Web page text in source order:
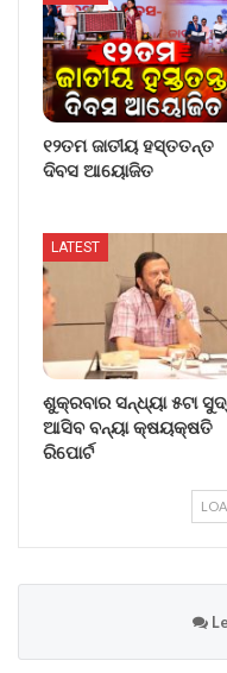
୧୨ତମ ଜାତୀୟ ହସ୍ତତନ୍ତ
ଦିବସ ଆୟୋଜିତ
LATEST
ଶୁକ୍ରବାର ସନ୍ଧ୍ୟା ୫ଟା
ଆସିବ ବନ୍ୟା କ୍ଷୟକ୍ଷତି
ରିପୋର୍ଟ